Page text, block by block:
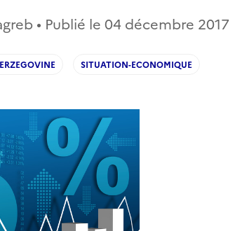
• Publié le 04 décembre 2017
SITUATION-ECONOMIQUE